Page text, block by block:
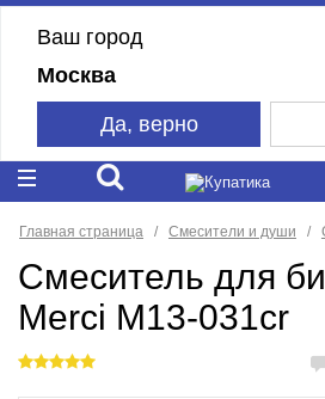
Ваш город
Москва
Да, верно
Главная страница Смесители и души
Смеситель для
Merci M13-031cr